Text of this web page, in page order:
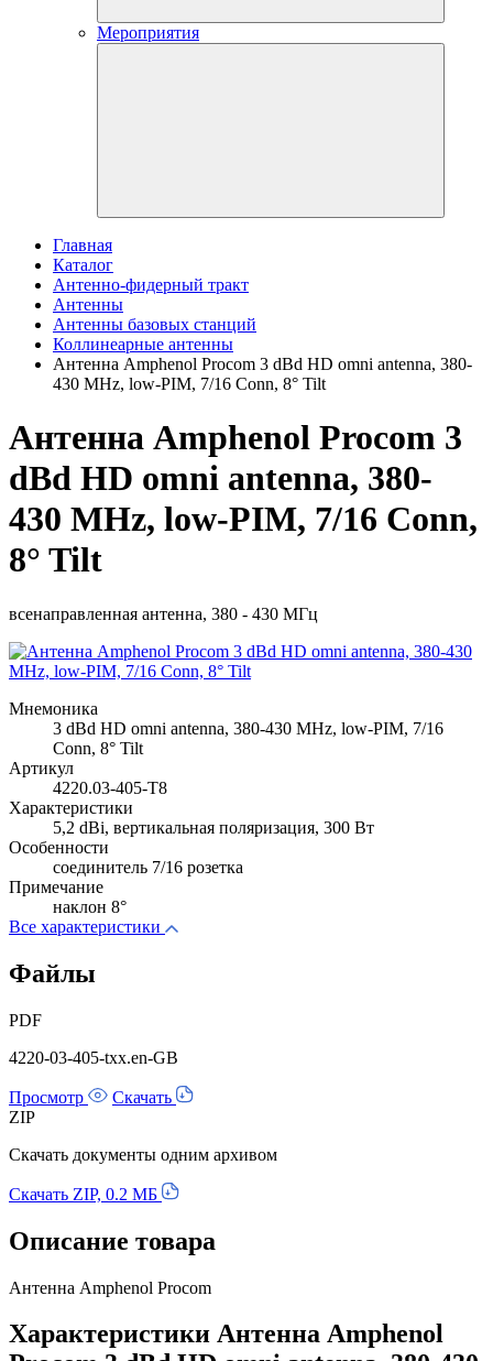
Мероприятия
Главная
Каталог
Антенно-фидерный тракт
Антенны
Антенны базовых станций
Коллинеарные антенны
Антенна Amphenol Procom 3 dBd HD omni antenna, 380-
430 MHz, low-PIM, 7/16 Conn, 8° Tilt
Антенна Amphenol Procom 3
dBd HD omni antenna, 380-
430 MHz, low-PIM, 7/16 Conn,
8° Tilt
всенаправленная антенна, 380 - 430 МГц
Мнемоника
3 dBd HD omni antenna, 380-430 MHz, low-PIM, 7/16
Conn, 8° Tilt
Артикул
4220.03-405-T8
Характеристики
5,2 dBi, вертикальная поляризация, 300 Вт
Особенности
соединитель 7/16 розетка
Примечание
наклон 8°
Все характеристики
Файлы
PDF
4220-03-405-txx.en-GB
Просмотр
Скачать
ZIP
Скачать документы одним архивом
Скачать ZIP, 0.2 МБ
Описание товара
Антенна Amphenol Procom
Характеристики Антенна Amphenol